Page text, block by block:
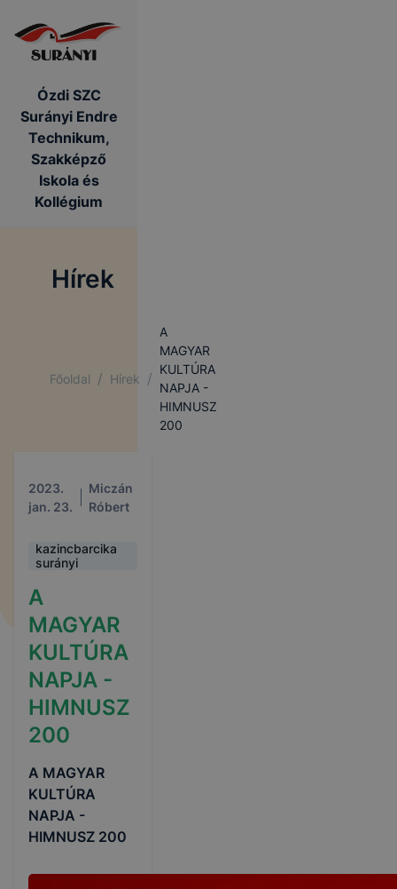
Ózdi SZC
Surányi Endre
Technikum,
Szakképző
Iskola és
Kollégium
Hírek
Főoldal / Hírek /
A
MAGYAR
KULTÚRA
NAPJA -
HIMNUSZ
200
2023.
jan. 23.
Miczán
Róbert
kazincbarcika
surányi
A
MAGYAR
KULTÚRA
NAPJA -
HIMNUSZ
200
A MAGYAR
KULTÚRA
NAPJA -
HIMNUSZ 200